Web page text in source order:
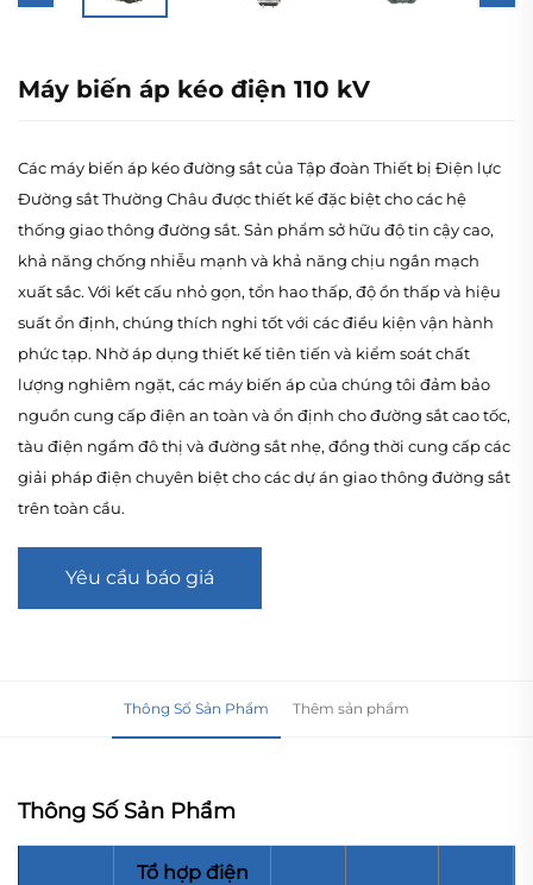
Máy biến áp kéo điện 110 kV
Các máy biến áp kéo đường sắt của Tập đoàn Thiết bị Điện lực
Đường sắt Thường Châu được thiết kế đặc biệt cho các hệ
thống giao thông đường sắt. Sản phẩm sở hữu độ tin cậy cao,
khả năng chống nhiễu mạnh và khả năng chịu ngắn mạch
xuất sắc. Với kết cấu nhỏ gọn, tổn hao thấp, độ ồn thấp và hiệu
suất ổn định, chúng thích nghi tốt với các điều kiện vận hành
phức tạp. Nhờ áp dụng thiết kế tiên tiến và kiểm soát chất
lượng nghiêm ngặt, các máy biến áp của chúng tôi đảm bảo
nguồn cung cấp điện an toàn và ổn định cho đường sắt cao tốc,
tàu điện ngầm đô thị và đường sắt nhẹ, đồng thời cung cấp các
giải pháp điện chuyên biệt cho các dự án giao thông đường sắt
trên toàn cầu.
Yêu cầu báo giá
Thông Số Sản Phẩm Thêm sản phẩm
Thông Số Sản Phẩm
Tổ hợp điện